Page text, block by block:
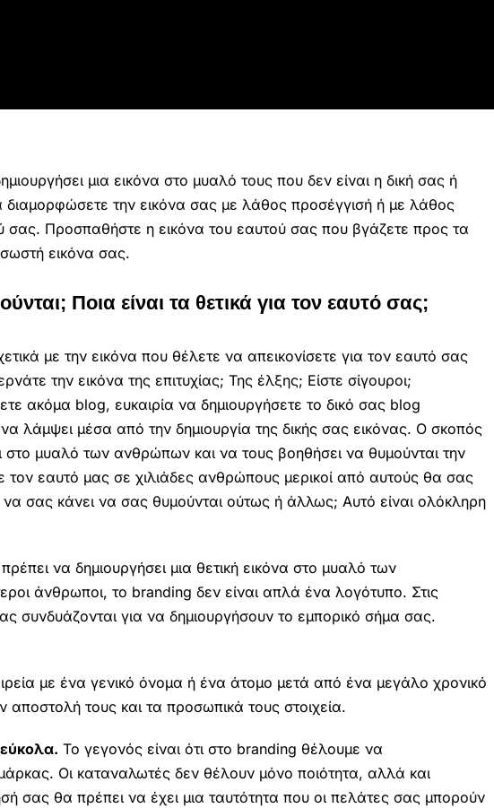
μια εικόνα στο μυαλό τους που δεν είναι η δική σας ή
την εικόνα σας με λάθος προσέγγισή ή με λάθος
σας. Προσπαθήστε η εικόνα του εαυτού σας που βγάζετε προς τα
εικόνα σας.
Ποια είναι τα θετικά για τον εαυτό σας;
με την εικόνα που θέλετε να απεικονίσετε για τον εαυτό σας
την εικόνα της επιτυχίας; Της έλξης; Είστε σίγουροι;
ακόμα blog, ευκαιρία να δημιουργήσετε το δικό σας blog
λάμψει μέσα από την δημιουργία της δικής σας εικόνας. Ο σκοπός
στο μυαλό των ανθρώπων και να τους βοηθήσει να θυμούνται την
εαυτό μας σε χιλιάδες ανθρώπους μερικοί από αυτούς θα σας
να σας κάνει να σας θυμούνται ούτως ή άλλως; Αυτό είναι ολόκληρη
να δημιουργήσει μια θετική εικόνα στο μυαλό των
άνθρωποι, το branding δεν είναι απλά ένα λογότυπο. Στις
συνδυάζονται για να δημιουργήσουν το εμπορικό σήμα σας.
με ένα γενικό όνομα ή ένα άτομο μετά από ένα μεγάλο χρονικό
αποστολή τους και τα προσωπικά τους στοιχεία.
Το γεγονός είναι ότι στο branding θέλουμε να
Οι καταναλωτές δεν θέλουν μόνο ποιότητα, αλλά και
σας θα πρέπει να έχει μια ταυτότητα που οι πελάτες σας μπορούν